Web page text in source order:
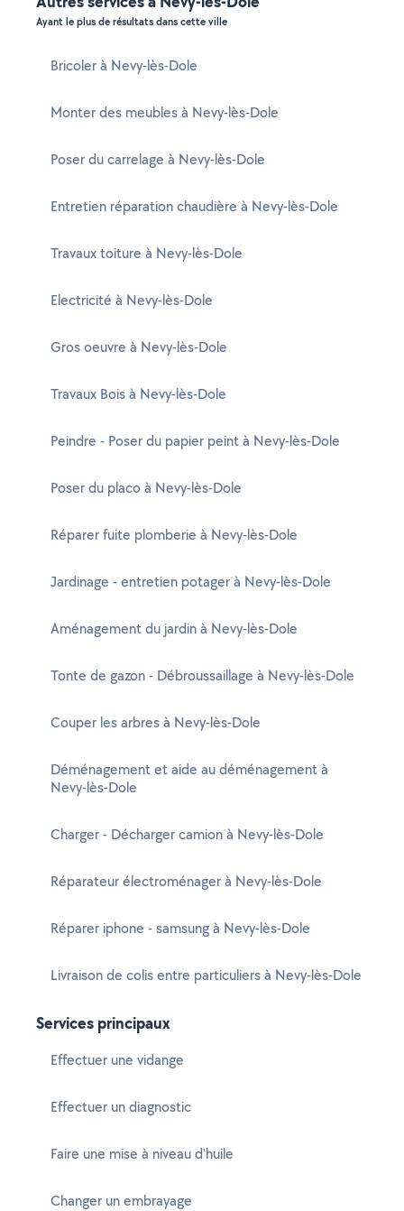
Ayant le plus de résultats dans cette ville
Bricoler à Nevy-lès-Dole
Monter des meubles à Nevy-lès-Dole
Poser du carrelage à Nevy-lès-Dole
Entretien réparation chaudière à Nevy-lès-Dole
Travaux toiture à Nevy-lès-Dole
Electricité à Nevy-lès-Dole
Gros oeuvre à Nevy-lès-Dole
Travaux Bois à Nevy-lès-Dole
Peindre - Poser du papier peint à Nevy-lès-Dole
Poser du placo à Nevy-lès-Dole
Réparer fuite plomberie à Nevy-lès-Dole
Jardinage - entretien potager à Nevy-lès-Dole
Aménagement du jardin à Nevy-lès-Dole
Tonte de gazon - Débroussaillage à Nevy-lès-Dole
Couper les arbres à Nevy-lès-Dole
Déménagement et aide au déménagement à
Nevy-lès-Dole
Charger - Décharger camion à Nevy-lès-Dole
Réparateur électroménager à Nevy-lès-Dole
Réparer iphone - samsung à Nevy-lès-Dole
Livraison de colis entre particuliers à Nevy-lès-Dole
Services principaux
Effectuer une vidange
Effectuer un diagnostic
Faire une mise à niveau d'huile
Changer un embrayage